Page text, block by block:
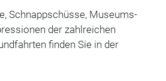
Schnappschüsse, Museums-
der zahlreichen
finden Sie in der